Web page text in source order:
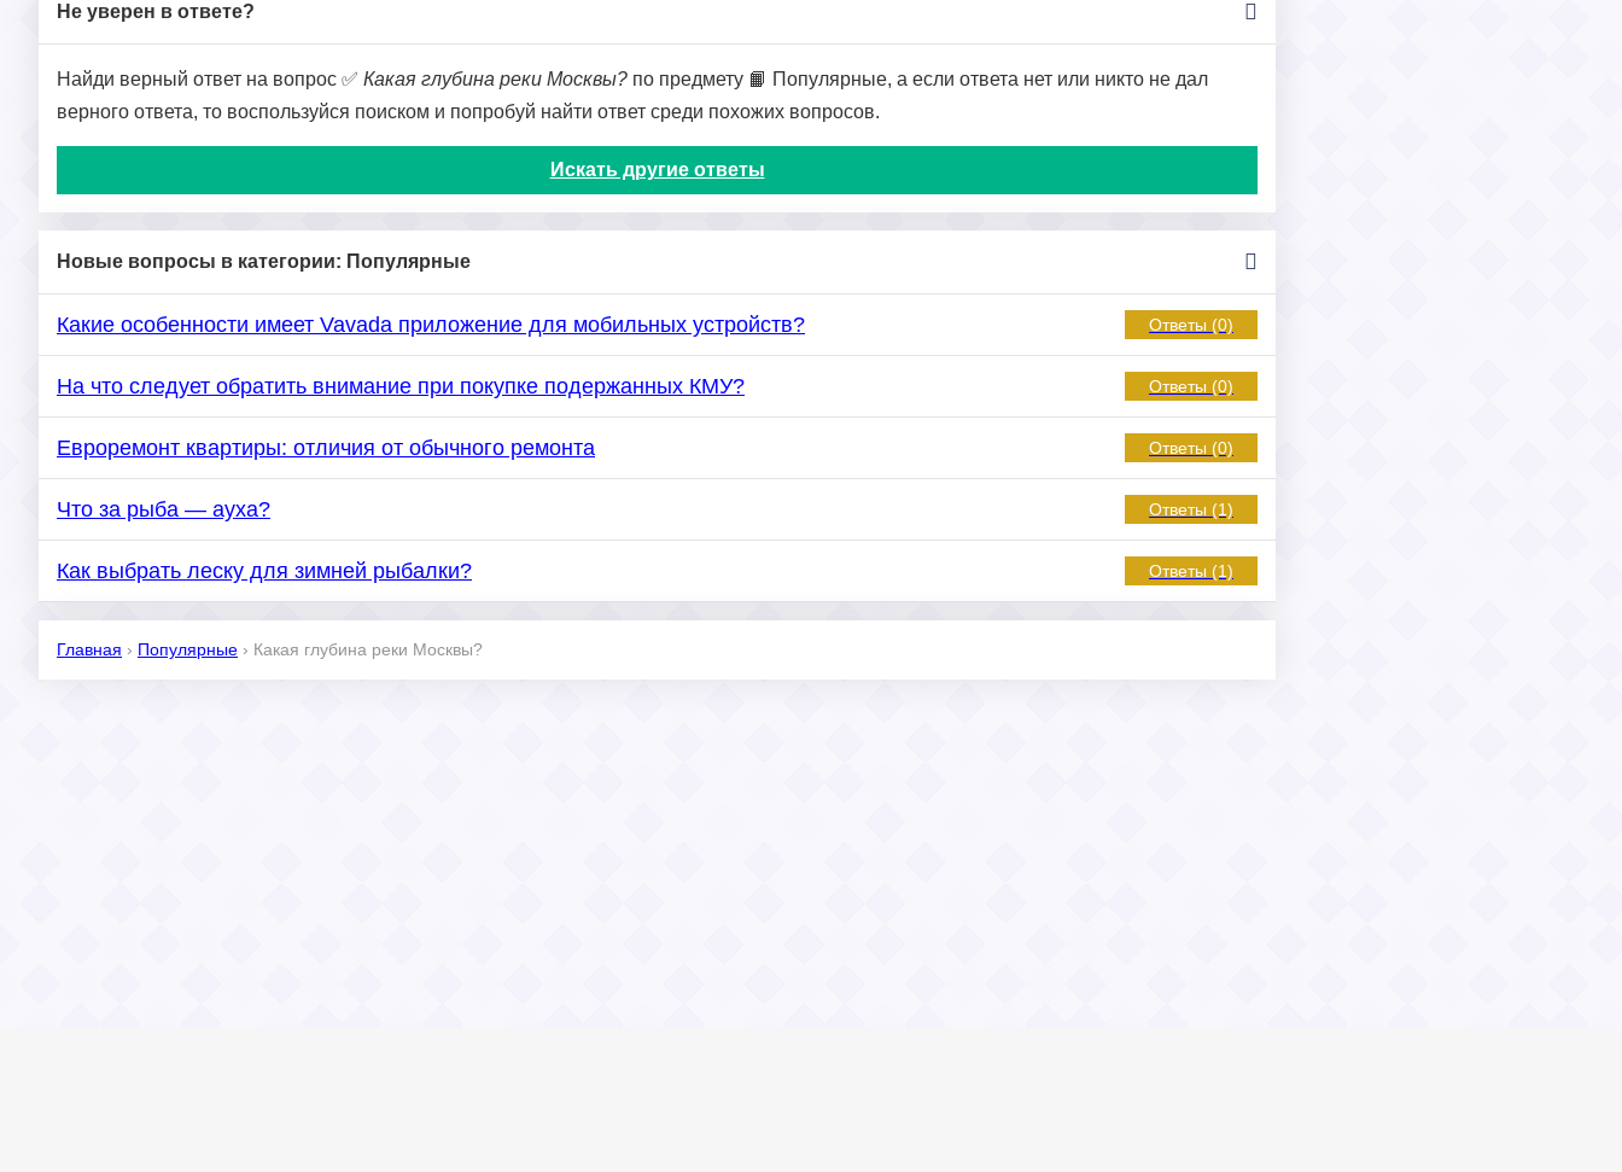
Не уверен в ответе?
Найди верный ответ на вопрос ✅ Какая глубина реки Москвы? по предмету 📙 Популярные, а если ответа нет или никто не дал
верного ответа, то воспользуйся поиском и попробуй найти ответ среди похожих вопросов.
Искать другие ответы
Новые вопросы в категории: Популярные
Какие особенности имеет Vavada приложение для мобильных устройств? Ответы (0)
На что следует обратить внимание при покупке подержанных КМУ? Ответы (0)
Евроремонт квартиры: отличия от обычного ремонта Ответы (0)
Что за рыба — ауха? Ответы (1)
Как выбрать леску для зимней рыбалки? Ответы (1)
Главная › Популярные › Какая глубина реки Москвы?